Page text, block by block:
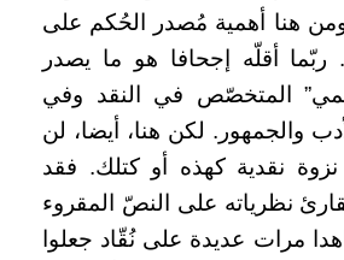
هنا أهمية مُصدر الحُكم على
ربّما أقلّه إجحافا هو ما يصدر
المتخصّص في النقد وفي
والجمهور. لكن هنا، أيضا، لن
نقدية كهذه أو كتلك. فقد
نظرياته على النصّ المقروء
مرات عديدة على نُقّاد جعلوا